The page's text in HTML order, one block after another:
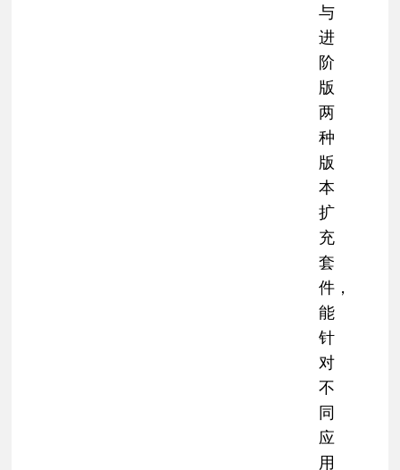
与
进
阶
版
两
种
版
本
扩
充
套
件，
能
针
对
不
同
应
用